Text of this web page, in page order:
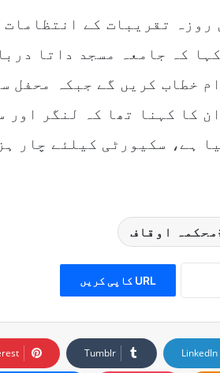
تقریبات کے انتظامات
کہ جامعہ مسجد داتا
خطاب کریں گے جبکہ محفل
کا کہنا تھا کہ لنگر اور
ہے، سکیورٹی کیلئے چار
محکمہ اوقاف
URL کاپی کریں
LinkedIn
Tumblr